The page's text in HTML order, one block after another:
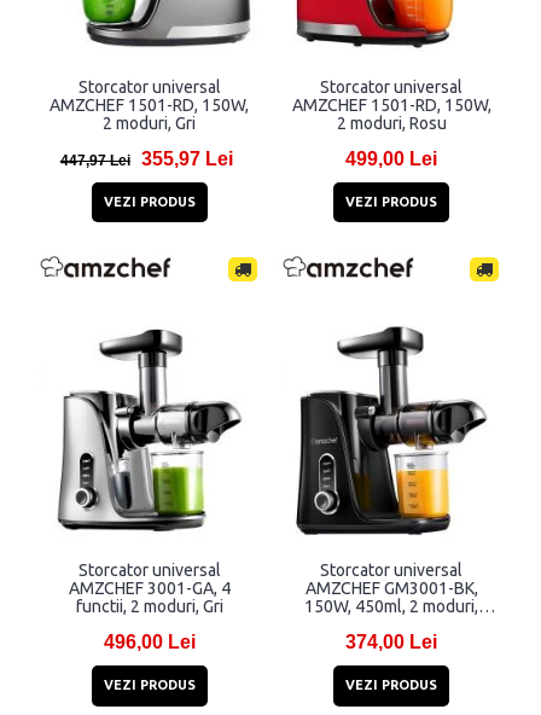
Storcator universal
AMZCHEF 1501-RD, 150W,
2 moduri, Gri
447,97 Lei 355,97 Lei
VEZI PRODUS
Storcator universal
AMZCHEF 1501-RD, 150W,
2 moduri, Rosu
499,00 Lei
VEZI PRODUS
Storcator universal
AMZCHEF 3001-GA, 4
functii, 2 moduri, Gri
496,00 Lei
VEZI PRODUS
Storcator universal
AMZCHEF GM3001-BK,
150W, 450ml, 2 moduri,
374,00 Lei
VEZI PRODUS